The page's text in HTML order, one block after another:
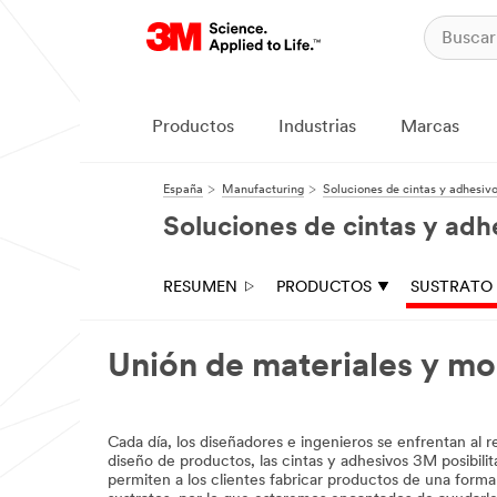
representante
nuestros
Productos Industrias Marcas
España Manufacturing Soluciones de cintas y
Soluciones de cintas y
RESUMEN PRODUCTOS SUSTRATO
Unión de materiales y
Cada día, los diseñadores e ingenieros se enfrentan al
diseño de productos, las cintas y adhesivos 3M
permiten a los clientes fabricar productos de una